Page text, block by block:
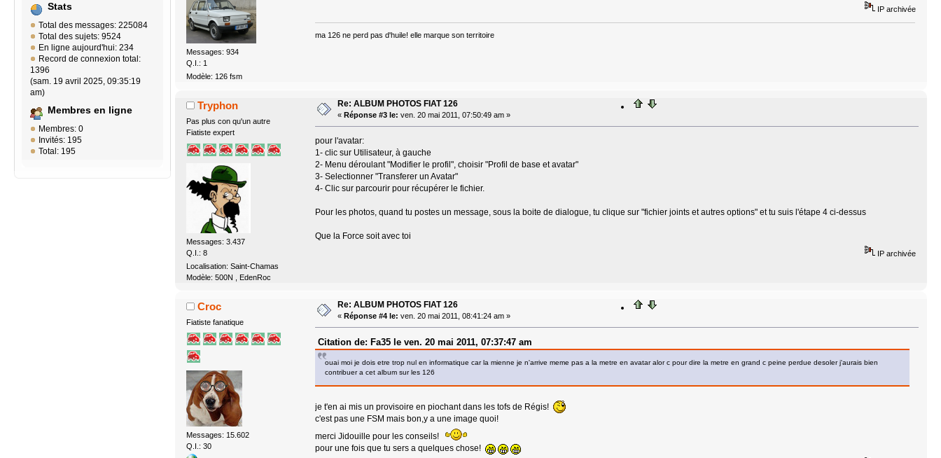
Stats
Total des messages: 225084
Total des sujets: 9524
En ligne aujourd'hui: 234
Record de connexion total:
1396
(sam. 19 avril 2025, 09:35:19
am)
Membres en ligne
Membres: 0
Invités: 195
Total: 195
Messages: 934
Q.I.: 1
Modèle: 126 fsm
IP archivée
ma 126 ne perd pas d'huile! elle marque son territoire
Tryphon
Pas plus con qu'un autre
Fiatiste expert
Messages: 3.437
Q.I.: 8
Localisation: Saint-Chamas
Modèle: 500N , EdenRoc
Re: ALBUM PHOTOS FIAT 126
« Réponse #3 le: ven. 20 mai 2011, 07:50:49 am »
pour l'avatar:
1- clic sur Utilisateur, à gauche
2- Menu déroulant "Modifier le profil", choisir "Profil de base et avatar"
3- Selectionner "Transferer un Avatar"
4- Clic sur parcourir pour récupérer le fichier.
Pour les photos, quand tu postes un message, sous la boite de dialogue, tu clique sur "fichier joints et autres options" et tu suis l'étape 4 ci-dessus
Que la Force soit avec toi
IP archivée
Croc
Fiatiste fanatique
Messages: 15.602
Q.I.: 30
Re: ALBUM PHOTOS FIAT 126
« Réponse #4 le: ven. 20 mai 2011, 08:41:24 am »
Citation de: Fa35 le ven. 20 mai 2011, 07:37:47 am
ouai moi je dois etre trop nul en informatique car la mienne je n'arrive meme pas a la metre en avatar alor c pour dire la metre en grand c peine perdue desoler j'aurais bien
contribuer a cet album sur les 126
je t'en ai mis un provisoire en piochant dans les tofs de Régis!
c'est pas une FSM mais bon,y a une image quoi!
merci Jidouille pour les conseils!
pour une fois que tu sers a quelques chose!